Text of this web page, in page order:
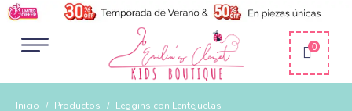
0
Inicio Productos Leggins con Lentejuelas